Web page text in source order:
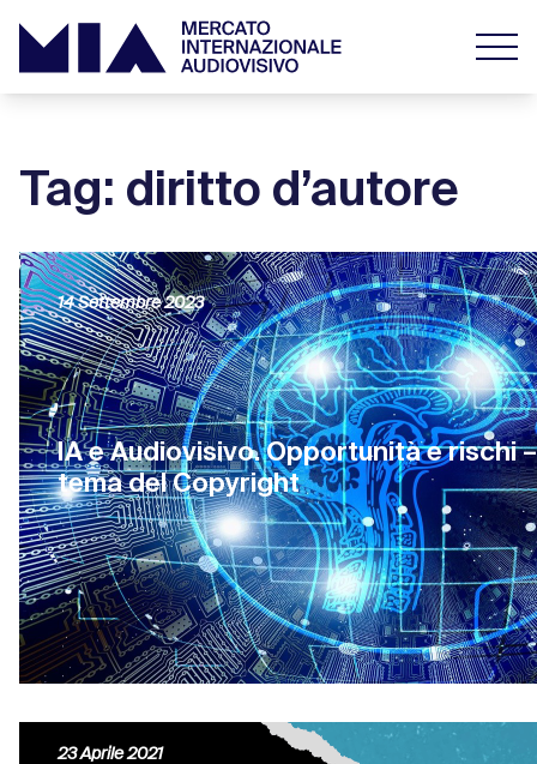
Tag: diritto d’autore
IA e Audiovisivo. Opportunità e rischi
tema del Copyright
14 Settembre 2023
23 Aprile 2021